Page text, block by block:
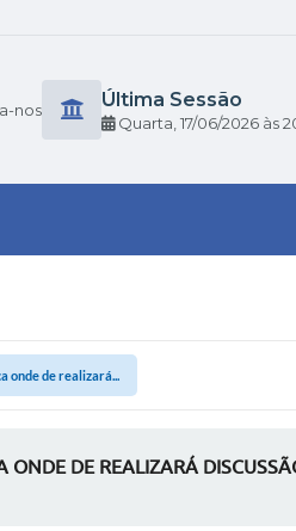
nos Última Sessão
Quarta 17/06/2026
onde de realizará...
DE REALIZARÁ